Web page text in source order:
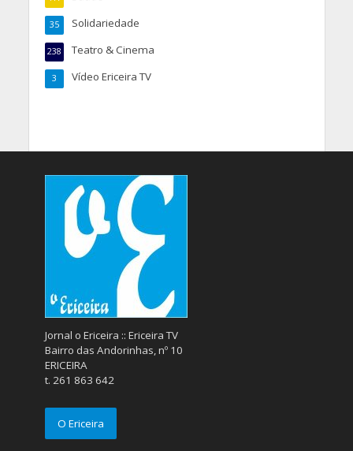
Solidariedade
35
Teatro & Cinema
238
Vídeo Ericeira TV
3
Jornal o Ericeira :: Ericeira TV
Bairro das Andorinhas, nº 10
ERICEIRA
t. 261 863 642
O Ericeira